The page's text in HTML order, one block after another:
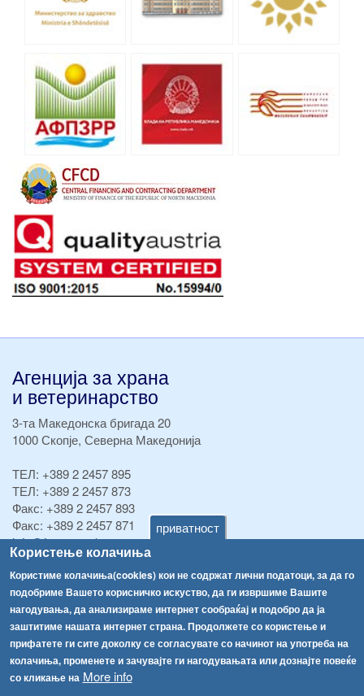
приватност
Користење колачиња
Користиме колачиња(cookies) кои не содржат лични податоци, за да го
подобриме Вашето корисничко искуство, да ги извршиме Вашите
нагодувања, да анализираме интернет сообраќај и подобро да ја
заштитиме нашата интернет страна. Продолжете со користење и
прифатете ги сите доколку се согласувате со начинот на употреба на
колачиња, променете и зачувајте ги нагодувањата или дознајте повеќе
со кликање на More info
Агенција за храна
и ветеринарство
3-та Македонска бригада 20
1000 Скопје, Северна Македонија
ТЕЛ: +389 2 2457 895
ТЕЛ: +389 2 2457 873
Факс: +389 2 2457 893
Факс: +389 2 2457 871
info@fva.gov.mk
[АХВ-претходна страна]
Соопштенија
Република Бугарија ги засили официјалните контроли при увоз на свежо овошје и зеленчук
Високите температури ризик од труење со храна, опасни се и за животните
Водата во Гостивар може да се користи како техничка, продолжува испораката на флаширана вода
Навигација
Архива
Регистри
Обрасци